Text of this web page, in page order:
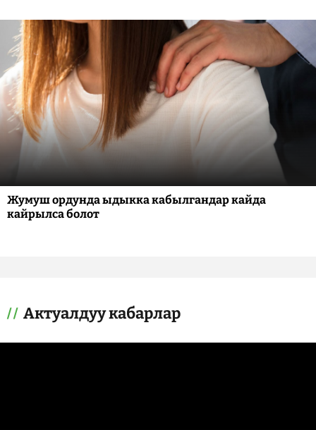
Жумуш ордунда ыдыкка кабылгандар кайда
кайрылса болот
Актуалдуу кабарлар